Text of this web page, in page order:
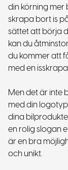
din körning mer
skrapa bort is
sättet att börja
kan du
du kommer att
med en
Men det är inte
med din
dina
en rolig slogan
är en bra
och unikt.